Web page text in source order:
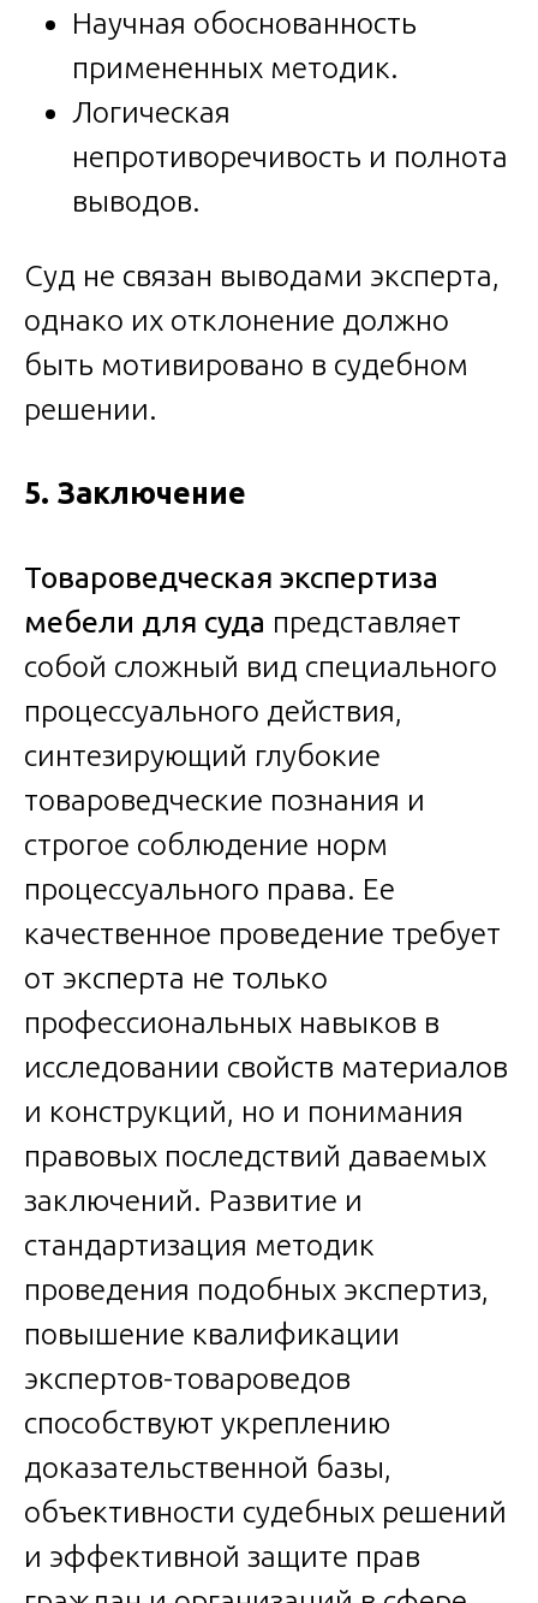
Научная обоснованность
примененных методик.
Логическая
непротиворечивость и полнота
выводов.
Суд не связан выводами эксперта,
однако их отклонение должно
быть мотивировано в судебном
решении.
5. Заключение
Товароведческая экспертиза
мебели для суда представляет
собой сложный вид специального
процессуального действия,
синтезирующий глубокие
товароведческие познания и
строгое соблюдение норм
процессуального права. Ее
качественное проведение требует
от эксперта не только
профессиональных навыков в
исследовании свойств материалов
и конструкций, но и понимания
правовых последствий даваемых
заключений. Развитие и
стандартизация методик
проведения подобных экспертиз,
повышение квалификации
экспертов-товароведов
способствуют укреплению
доказательственной базы,
объективности судебных решений
и эффективной защите прав